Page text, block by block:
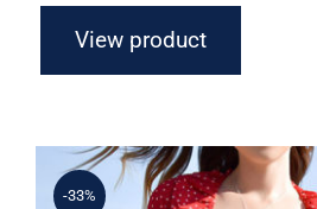
View product
-33%